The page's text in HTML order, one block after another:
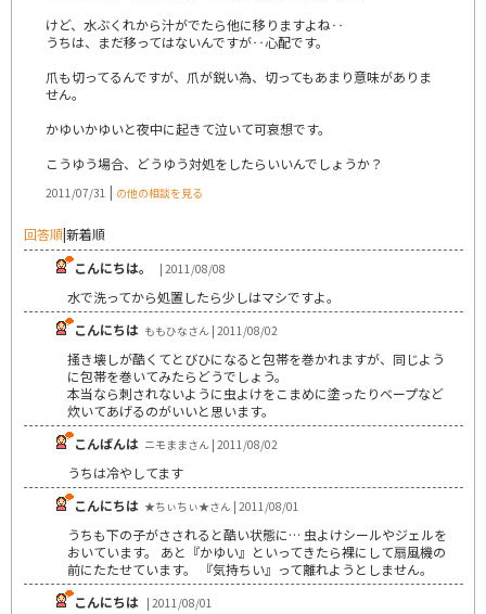
けど、水ぶくれから汁がでたら他に移りますよね‥
うちは、まだ移ってはないんですが‥心配です。
爪も切ってるんですが、爪が鋭い為、切ってもあまり意味がありま
せん。
かゆいかゆいと夜中に起きて泣いて可哀想です。
こうゆう場合、どうゆう対処をしたらいいんでしょうか？
2011/07/31 | の他の相談を見る
回答順|新着順
こんにちは。
| 2011/08/08
水で洗ってから処置したら少しはマシですよ。
こんにちは ももひなさん | 2011/08/02
掻き壊しが酷くてとびひになると包帯を巻かれますが、同じよう
に包帯を巻いてみたらどうでしょう。
本当なら刺されないように虫よけをこまめに塗ったりベープなど
炊いてあげるのがいいと思います。
こんばんは ニモままさん | 2011/08/02
うちは冷やしてます
こんにちは ★ちぃちぃ★さん | 2011/08/01
うちも下の子がさされると酷い状態に… 虫よけシールやジェルを
おいています。 あと『かゆい』といってきたら裸にして扇風機の
前にたたせています。 『気持ちい』って離れようとしません。
こんにちは | 2011/08/01